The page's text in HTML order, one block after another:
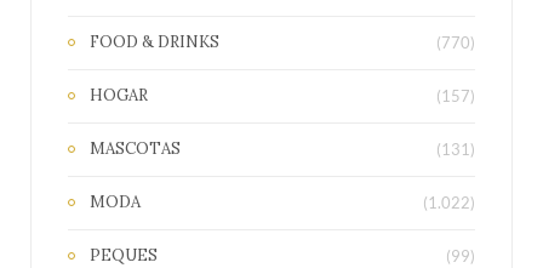
FOOD & DRINKS (770)
HOGAR (157)
MASCOTAS (131)
MODA (1.022)
PEQUES (99)